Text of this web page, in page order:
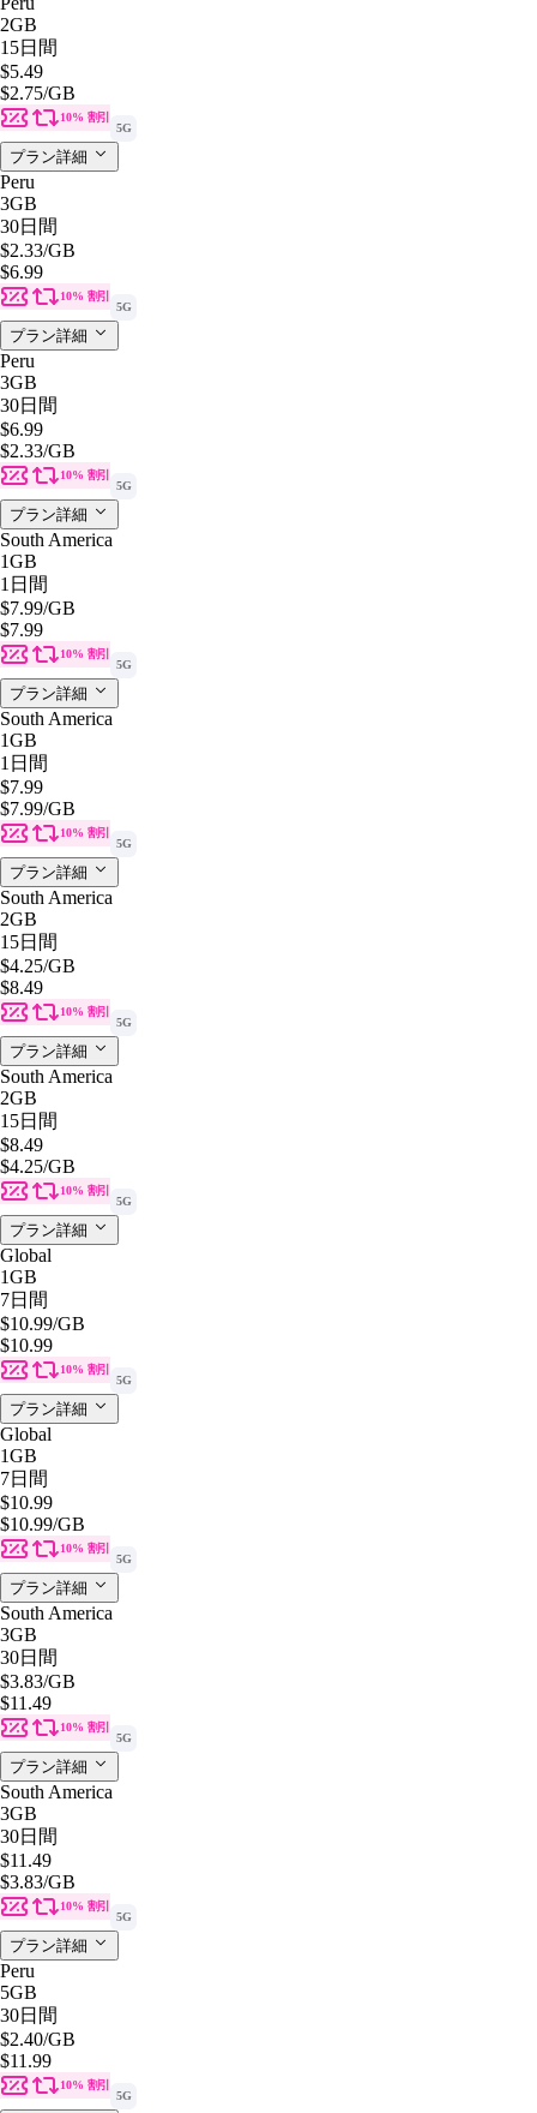
2GB
15日間
$5.49
$2.75/GB
10% 割引
5G
プラン詳細
Peru
3GB
30日間
$2.33/GB
$6.99
10% 割引
5G
プラン詳細
Peru
3GB
30日間
$6.99
$2.33/GB
10% 割引
5G
プラン詳細
South America
1GB
1日間
$7.99/GB
$7.99
10% 割引
5G
プラン詳細
South America
1GB
1日間
$7.99
$7.99/GB
10% 割引
5G
プラン詳細
South America
2GB
15日間
$4.25/GB
$8.49
10% 割引
5G
プラン詳細
South America
2GB
15日間
$8.49
$4.25/GB
10% 割引
5G
プラン詳細
Global
1GB
7日間
$10.99/GB
$10.99
10% 割引
5G
プラン詳細
Global
1GB
7日間
$10.99
$10.99/GB
10% 割引
5G
プラン詳細
South America
3GB
30日間
$3.83/GB
$11.49
10% 割引
5G
プラン詳細
South America
3GB
30日間
$11.49
$3.83/GB
10% 割引
5G
プラン詳細
Peru
5GB
30日間
$2.40/GB
$11.99
10% 割引
5G